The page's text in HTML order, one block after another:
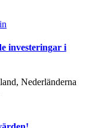
investeringar i
Nederländerna